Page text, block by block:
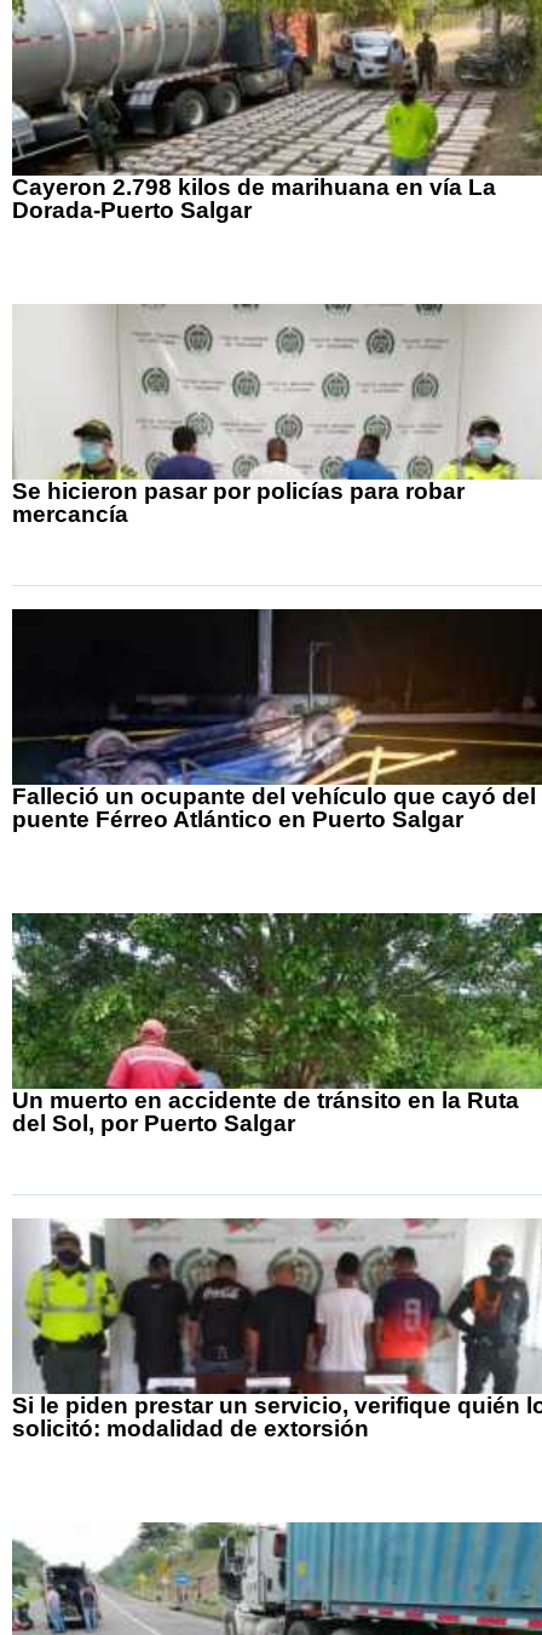
Cayeron 2.798 kilos de marihuana en vía La
Dorada-Puerto Salgar
Se hicieron pasar por policías para robar
mercancía
Falleció un ocupante del vehículo que cayó del
puente Férreo Atlántico en Puerto Salgar
Un muerto en accidente de tránsito en la Ruta
del Sol, por Puerto Salgar
Si le piden prestar un servicio, verifique quién
solicitó: modalidad de extorsión